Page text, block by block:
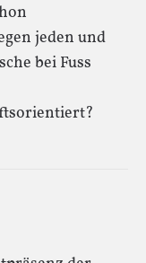
jeden und
bei Fuss